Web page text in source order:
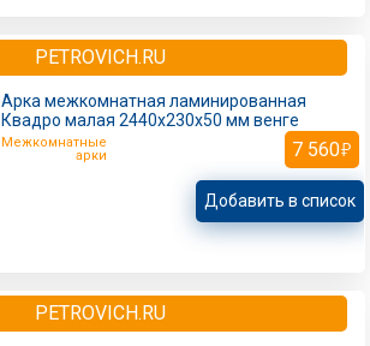
PETROVICH.RU
Арка межкомнатная ламинированная
Квадро малая 2440х230х50 мм венге
Межкомнатные
арки
7 560
Добавить в список
PETROVICH.RU